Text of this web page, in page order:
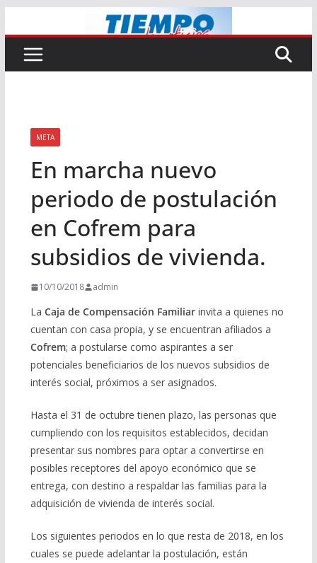
al
contenido
META
En marcha nuevo
periodo de postulación
en Cofrem para
subsidios de vivienda.
10/10/2018 admin
La Caja de Compensación Familiarinvita a quienes no
cuentan con casa propia, y se encuentran afiliados a
Cofrem; a postularse como aspirantes a ser
potenciales beneficiarios de los nuevos subsidios de
interés social, próximos a ser asignados.
Hasta el 31 de octubre tienen plazo, las personas que
cumpliendo con los requisitos establecidos, decidan
presentar sus nombres para optar a convertirse en
posibles receptores del apoyo económico que se
entrega, con destino a respaldar las familias para la
adquisición de vivienda de interés social.
Los siguientes periodos en lo que resta de 2018, en los
cuales se puede adelantar la postulación, están